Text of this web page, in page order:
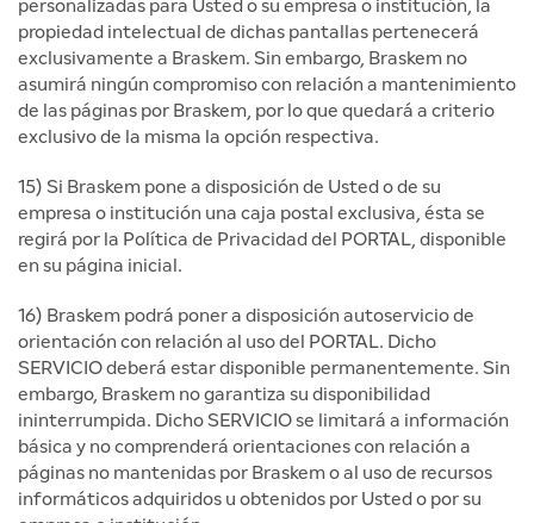
personalizadas para Usted o su empresa o institución, la
propiedad intelectual de dichas pantallas pertenecerá
exclusivamente a Braskem. Sin embargo, Braskem no
asumirá ningún compromiso con relación a mantenimiento
de las páginas por Braskem, por lo que quedará a criterio
exclusivo de la misma la opción respectiva.
15) Si Braskem pone a disposición de Usted o de su
empresa o institución una caja postal exclusiva, ésta se
regirá por la Política de Privacidad del PORTAL, disponible
en su página inicial.
16) Braskem podrá poner a disposición autoservicio de
orientación con relación al uso del PORTAL. Dicho
SERVICIO deberá estar disponible permanentemente. Sin
embargo, Braskem no garantiza su disponibilidad
ininterrumpida. Dicho SERVICIO se limitará a información
básica y no comprenderá orientaciones con relación a
páginas no mantenidas por Braskem o al uso de recursos
informáticos adquiridos u obtenidos por Usted o por su